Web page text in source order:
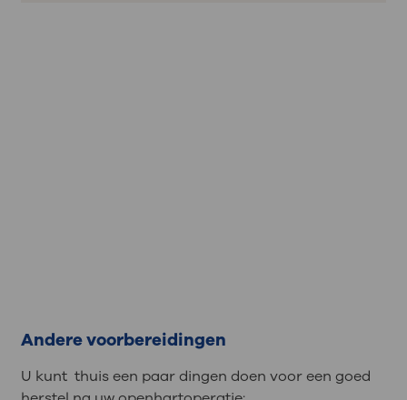
Andere voorbereidingen
U kunt thuis een paar dingen doen voor een goed